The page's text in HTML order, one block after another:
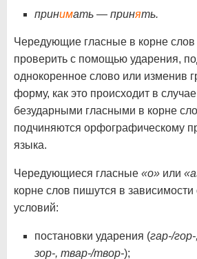
принимать — принять.
Чередующие гласные в корне
проверить с помощью ударения,
однокоренное слово или изменив
форму, как это происходит в
безударными гласными в корне
подчиняются орфографическому
языка.
Чередующиеся гласные «о» или
корне слов пишутся в зависимости
условий:
постановки ударения (гар-/
зор-, твар-/твор-);